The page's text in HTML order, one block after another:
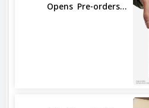
Opens Pre-orders...